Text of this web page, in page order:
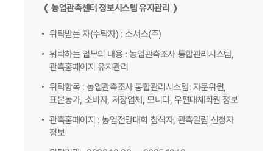
❬ 농업관측센터 정보시스템 유지관리 ❭
위탁받는 자(수탁자) : 소서스(주)
위탁하는 업무의 내용 : 농업관측조사 통합관리시스템,
관측홈페이지 유지관리
위탁항목 : 농업관측조사 통합관리시스템: 자문위원,
표본농가, 소비자, 저장업체, 모니터, 우편매체회원 정보
관측홈페이지 : 농업전망대회 참석자, 관측알림 신청자
정보